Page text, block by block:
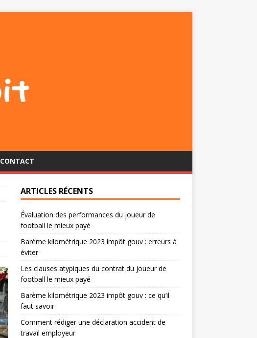
CONTACT
ARTICLES RÉCENTS
Évaluation des performances du joueur de
football le mieux payé
Barème kilométrique 2023 impôt gouv : erreurs à
éviter
Les clauses atypiques du contrat du joueur de
football le mieux payé
Barème kilométrique 2023 impôt gouv : ce qu’il
faut savoir
Comment rédiger une déclaration accident de
travail employeur